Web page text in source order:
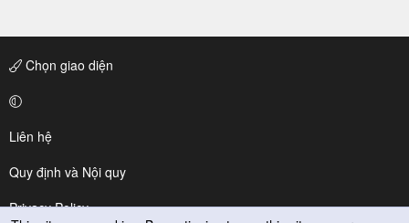
Chọn giao diện
Liên hệ
Quy định và Nội quy
Privacy Policy